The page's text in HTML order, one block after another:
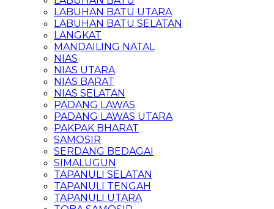
LABUHAN BATU UTARA
LABUHAN BATU SELATAN
LANGKAT
MANDAILING NATAL
NIAS
NIAS UTARA
NIAS BARAT
NIAS SELATAN
PADANG LAWAS
PADANG LAWAS UTARA
PAKPAK BHARAT
SAMOSIR
SERDANG BEDAGAI
SIMALUGUN
TAPANULI SELATAN
TAPANULI TENGAH
TAPANULI UTARA